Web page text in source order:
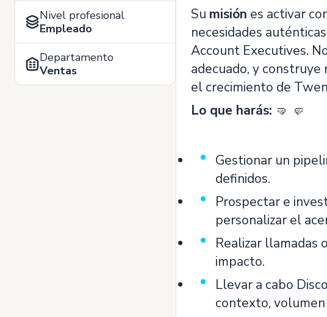
Nivel profesional
Empleado
Departamento
Ventas
Su misión es activar
necesidades
Account Executives.
adecuado, y
el crecimiento de
Lo que harás: 🤜 🤛
Gestionar un
definidos.
Prospectar e
personalizar el
Realizar llamadas
impacto.
Llevar a cabo
contexto,